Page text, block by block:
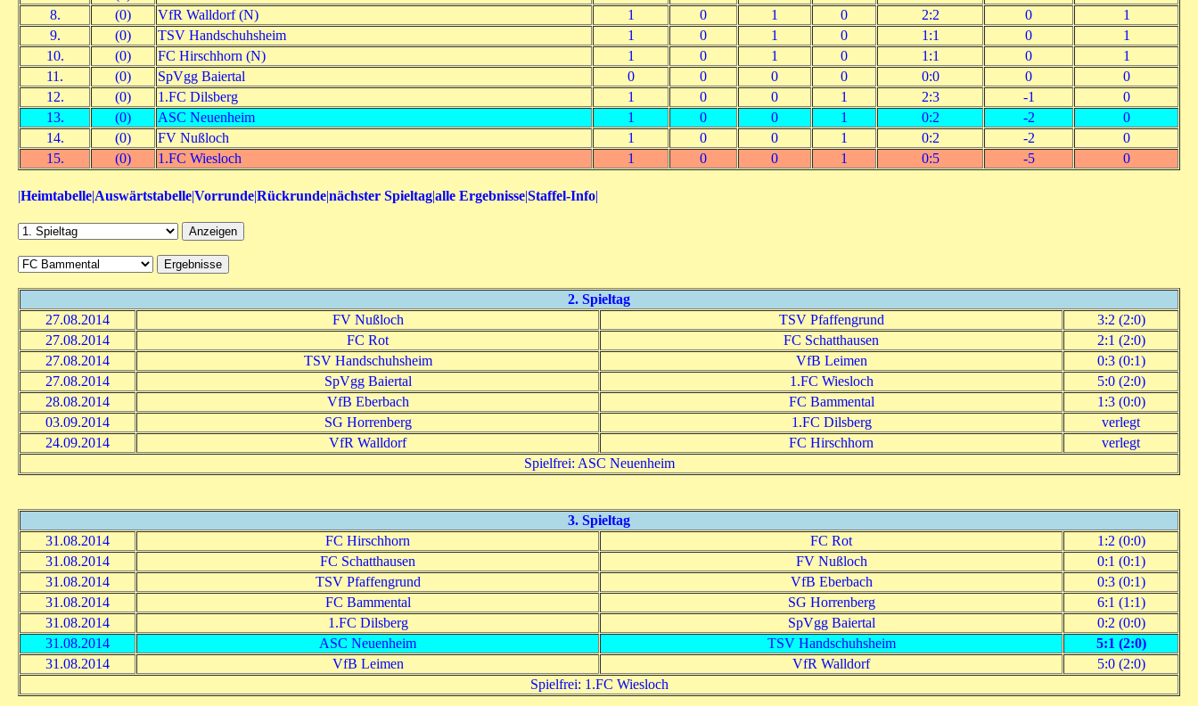
8.
(0) VfR Walldorf (N) 1 0 1 0 2:2 0
1
9.
(0) TSV Handschuhsheim 1 0 1 0 1:1 0
1
10.
(0) FC Hirschhorn (N) 1 0 1 0 1:1 0
1
11.
(0) SpVgg Baiertal 0 0 0 0 0:0 0
0
12.
(0) 1.FC Dilsberg 1 0 0 1 2:3 -1
0
13.
(0) ASC Neuenheim 1 0 0 1 0:2 -2
0
14.
(0) FV Nußloch 1 0 0 1 0:2 -2
0
15.
(0) 1.FC Wiesloch 1 0 0 1 0:5 -5 0
|Heimtabelle|Auswärtstabelle|Vorrunde|Rückrunde|nächster Spieltag|alle Ergebnisse|Staffel-Info|
2. Spieltag
27.08.2014
FV Nußloch TSV Pfaffengrund
3:2 (2:0)
27.08.2014
FC Rot FC Schatthausen
2:1 (2:0)
27.08.2014
TSV Handschuhsheim VfB Leimen
0:3 (0:1)
27.08.2014
SpVgg Baiertal 1.FC Wiesloch
5:0 (2:0)
28.08.2014
VfB Eberbach FC Bammental
1:3 (0:0)
03.09.2014
SG Horrenberg 1.FC Dilsberg
verlegt
24.09.2014
VfR Walldorf FC Hirschhorn
verlegt
Spielfrei: ASC Neuenheim
3. Spieltag
31.08.2014
FC Hirschhorn FC Rot
1:2 (0:0)
31.08.2014
FC Schatthausen FV Nußloch
0:1 (0:1)
31.08.2014
TSV Pfaffengrund VfB Eberbach
0:3 (0:1)
31.08.2014
FC Bammental SG Horrenberg
6:1 (1:1)
31.08.2014
1.FC Dilsberg SpVgg Baiertal
0:2 (0:0)
31.08.2014
ASC Neuenheim TSV Handschuhsheim
5:1 (2:0)
31.08.2014
VfB Leimen VfR Walldorf
5:0 (2:0)
Spielfrei: 1.FC Wiesloch